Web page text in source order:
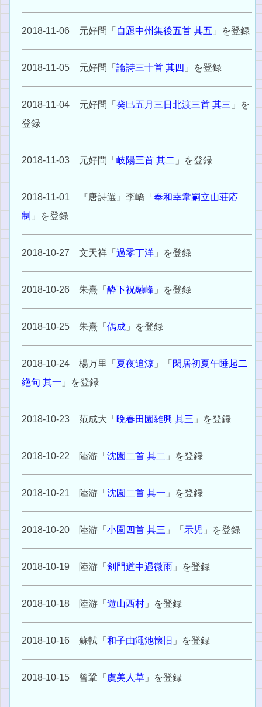
2018-11-06 元好問「 自題中州集後五首 其五 」を登録
2018-11-05 元好問「論詩三十首 其四 」を登録
2018-11-04 元好問「癸巳五月三日北渡三首 其三 」を
登録
2018-11-03 元好問「岐陽三首 其二 」を登録
2018-11-01 『唐詩選』李嶠「奉和幸韋嗣立山荘応
制 」を登録
2018-10-27 文天祥「過零丁洋 」を登録
2018-10-26 朱熹「酔下祝融峰 」を登録
2018-10-25 朱熹「偶成 」を登録
2018-10-24 楊万里「 夏夜追涼 」「 閑居初夏午睡起二
絶句 其一 」を登録
2018-10-23 范成大「 晩春田園雑興 其三 」を登録
2018-10-22 陸游「沈園二首 其二 」を登録
2018-10-21 陸游「沈園二首 其一 」を登録
2018-10-20 陸游「小園四首 其三 」「 示児 」を登録
2018-10-19 陸游「剣門道中遇微雨 」を登録
2018-10-18 陸游「遊山西村 」を登録
2018-10-16 蘇軾「和子由澠池懐旧 」を登録
2018-10-15 曾鞏「 虞美人草 」を登録